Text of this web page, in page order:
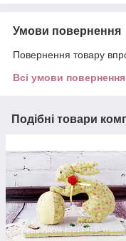
Умови повернення
Повернення товару
Всі умови повернення
Подібні товари